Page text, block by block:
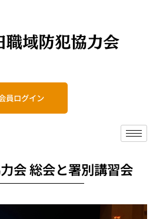
員ログイン
会 総会と署別講習会